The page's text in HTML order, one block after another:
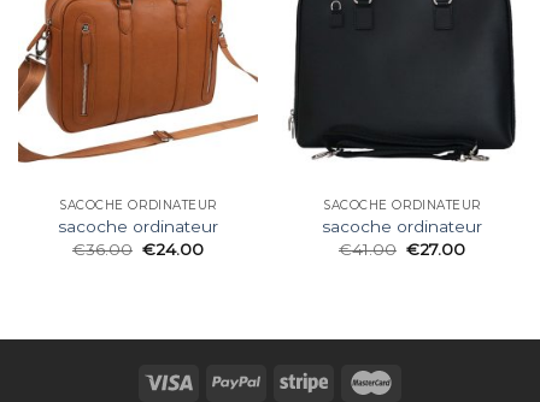
SACOCHE ORDINATEUR
sacoche ordinateur
€36.00 €24.00
SACOCHE ORDINATEUR
sacoche ordinateur
€41.00 €27.00